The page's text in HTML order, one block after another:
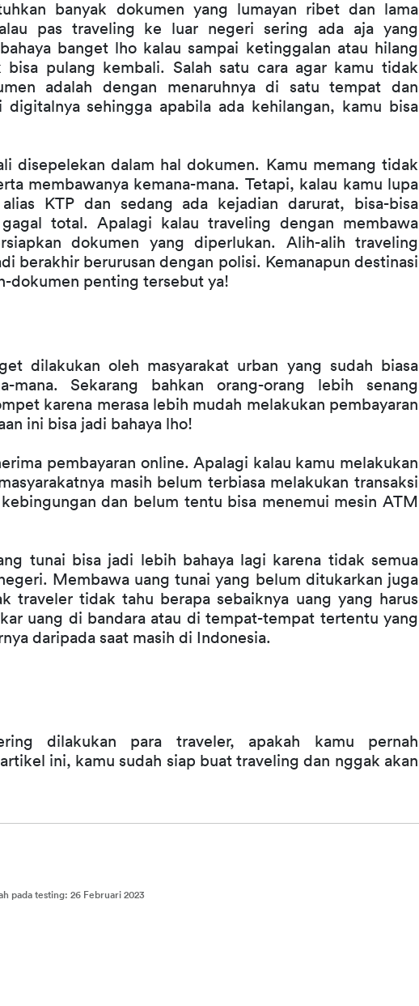
banyak dokumen yang lumayan ribet dan lama
pas traveling ke luar negeri sering ada aja yang
banget lho kalau sampai ketinggalan atau hilang
bisa pulang kembali. Salah satu cara agar kamu tidak
adalah dengan menaruhnya di satu tempat dan
sehingga apabila ada kehilangan, kamu bisa
disepelekan dalam hal dokumen. Kamu memang tidak
membawanya kemana-mana. Tetapi, kalau kamu lupa
KTP dan sedang ada kejadian darurat, bisa-bisa
total. Apalagi kalau traveling dengan membawa
dokumen yang diperlukan. Alih-alih traveling
berakhir berurusan dengan polisi. Kemanapun destinasi
dokumen penting tersebut ya!
dilakukan oleh masyarakat urban yang sudah biasa
mana. Sekarang bahkan orang-orang lebih senang
karena merasa lebih mudah melakukan pembayaran
ini bisa jadi bahaya lho!
pembayaran online. Apalagi kalau kamu melakukan
masih belum terbiasa melakukan transaksi
dan belum tentu bisa menemui mesin ATM
tunai bisa jadi lebih bahaya lagi karena tidak semua
Membawa uang tunai yang belum ditukarkan juga
traveler tidak tahu berapa sebaiknya uang yang harus
uang di bandara atau di tempat-tempat tertentu yang
daripada saat masih di Indonesia.
dilakukan para traveler, apakah kamu pernah
ini, kamu sudah siap buat traveling dan nggak akan
pada testing: 26 Februari 2023